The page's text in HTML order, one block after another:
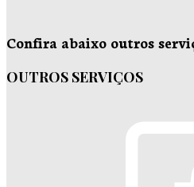
Confira abaixo outros
OUTROS SERVIÇOS